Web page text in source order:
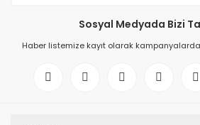
Sosyal Medyada Bizi
Haber listemize kayıt olarak